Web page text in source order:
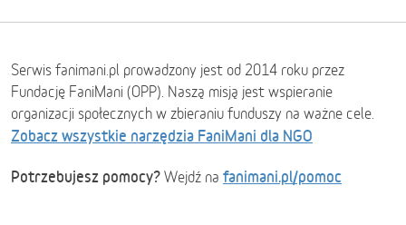
Serwis fanimani.pl prowadzony jest od 2014 roku przez
Fundację FaniMani (OPP). Naszą misją jest wspieranie
organizacji społecznych w zbieraniu funduszy na ważne cele.
Zobacz wszystkie narzędzia FaniMani dla NGO
Potrzebujesz pomocy? Wejdź na fanimani.pl/pomoc